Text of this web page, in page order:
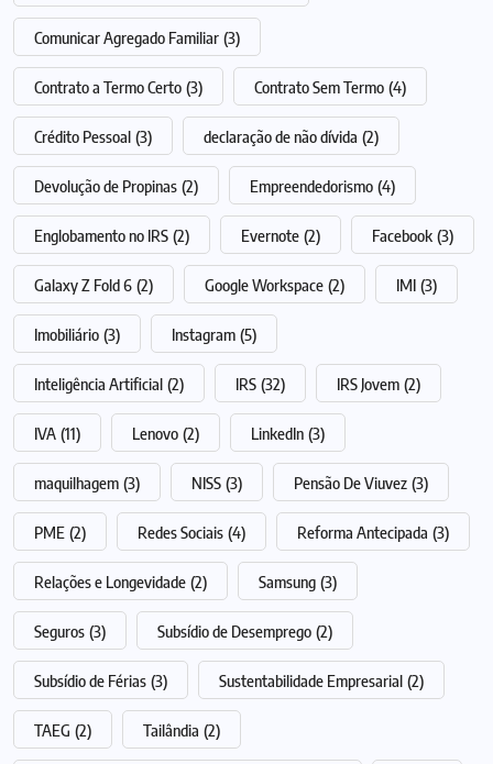
Comunicar Agregado Familiar (3)
Contrato a Termo Certo (3) Contrato Sem Termo (4)
Crédito Pessoal (3) declaração de não dívida (2)
Devolução de Propinas (2) Empreendedorismo (4)
Englobamento no IRS (2) Evernote (2) Facebook (3)
Galaxy Z Fold 6 (2) Google Workspace (2) IMI (3)
Imobiliário (3) Instagram (5)
Inteligência Artificial (2) IRS (32) IRS Jovem (2)
IVA (11) Lenovo (2) LinkedIn (3)
maquilhagem (3) NISS (3) Pensão De Viuvez (3)
PME (2) Redes Sociais (4) Reforma Antecipada (3)
Relações e Longevidade (2) Samsung (3)
Seguros (3) Subsídio de Desemprego (2)
Subsídio de Férias (3) Sustentabilidade Empresarial (2)
TAEG (2) Tailândia (2)